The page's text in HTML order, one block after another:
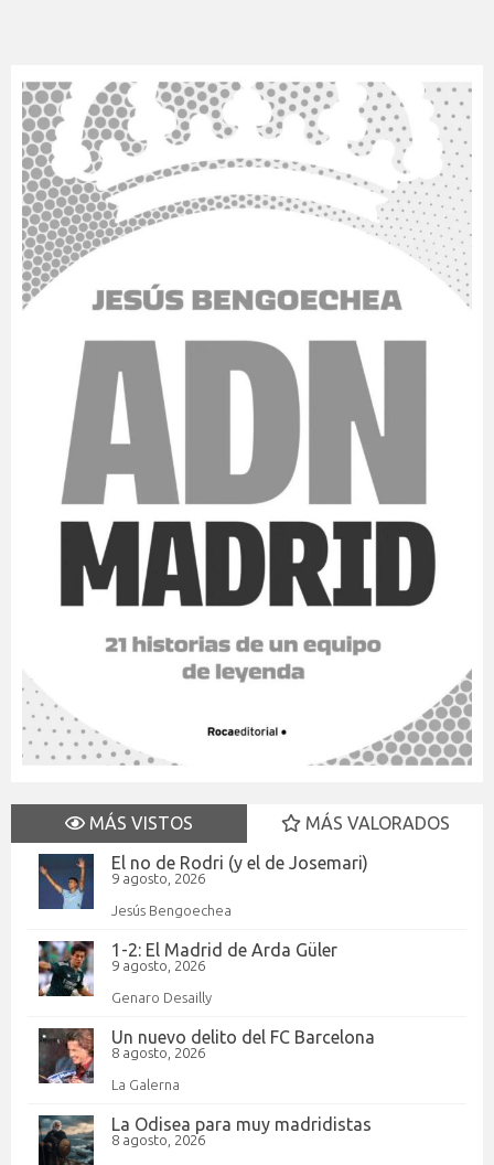
MÁS VISTOS
MÁS VALORADOS
El no de Rodri (y el de Josemari)
9 agosto, 2026
Jesús Bengoechea
1-2: El Madrid de Arda Güler
9 agosto, 2026
Genaro Desailly
Un nuevo delito del FC Barcelona
8 agosto, 2026
La Galerna
La Odisea para muy madridistas
8 agosto, 2026